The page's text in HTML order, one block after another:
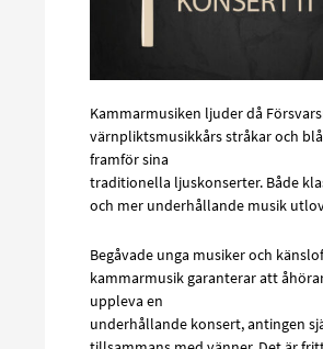
Kammarmusiken ljuder då
värnpliktsmusikkårs stråkar och
framför sina
traditionella ljuskonserter. Både
och mer underhållande musik
Begåvade unga musiker och
kammarmusik garanterar att
uppleva en
underhållande konsert, antingen